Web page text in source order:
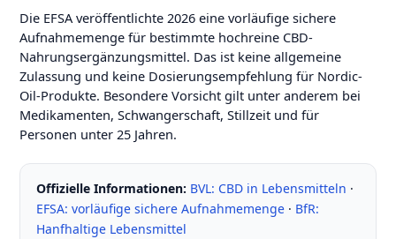
Die EFSA veröffentlichte 2026 eine vorläufige sichere
Aufnahmemenge für bestimmte hochreine CBD-
Nahrungsergänzungsmittel. Das ist keine allgemeine
Zulassung und keine Dosierungsempfehlung für Nordic-
Oil-Produkte. Besondere Vorsicht gilt unter anderem bei
Medikamenten, Schwangerschaft, Stillzeit und für
Personen unter 25 Jahren.
Offizielle Informationen: BVL: CBD in Lebensmitteln ·
EFSA: vorläufige sichere Aufnahmemenge· BfR:
Hanfhaltige Lebensmittel